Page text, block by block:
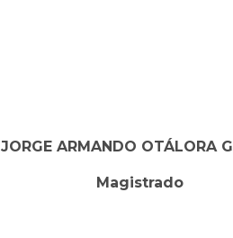
JORGE ARMANDO OTÁLORA
Magistrado